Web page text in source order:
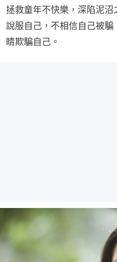
拯救童年不快樂，深陷泥
說服自己，不相信自己被
睛欺騙自己。